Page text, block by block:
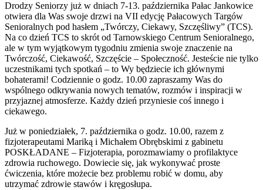
Drodzy Seniorzy już w dniach 7-13. października Pałac Jankowice
otwiera dla Was swoje drzwi na VII edycję Pałacowych Targów
Senioralnych pod hasłem „Twórczy, Ciekawy, Szczęśliwy” (TCS).
Na co dzień TCS to skrót od Tarnowskiego Centrum Senioralnego,
ale w tym wyjątkowym tygodniu zmienia swoje znaczenie na
Twórczość, Ciekawość, Szczęście – Społeczność. Jesteście nie tylko
uczestnikami tych spotkań – to Wy będziecie ich głównymi
bohaterami! Codziennie o godz. 10.00 zapraszamy Was do
wspólnego odkrywania nowych tematów, rozmów i inspiracji w
przyjaznej atmosferze. Każdy dzień przyniesie coś innego i
ciekawego.
Już w poniedziałek, 7. października o godz. 10.00, razem z
fizjoterapeutami Mariką i Michałem Obrębskimi z gabinetu
POSKŁADANE – Fizjoterapia, porozmawiamy o profilaktyce
zdrowia ruchowego. Dowiecie się, jak wykonywać proste
ćwiczenia, które możecie bez problemu robić w domu, aby
utrzymać zdrowie stawów i kręgosłupa.